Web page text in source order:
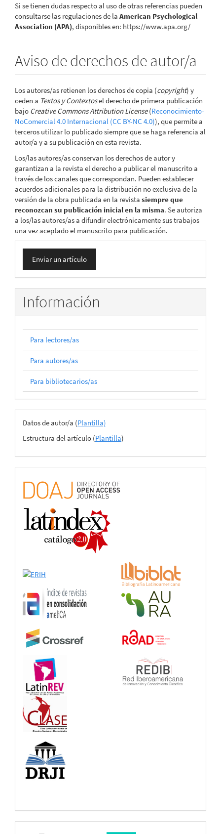
Si se tienen dudas respecto al uso de otras referencias pueden
consultarse las regulaciones de la American Psychological
Association (APA), disponibles en: https://www.apa.org/
Aviso de derechos de autor/a
Los autores/as retienen los derechos de copia (copyright) y
ceden a Textos y Contextosel derecho de primera publicación
bajo Creative Commons Attribution License(Reconocimiento-
NoComercial 4.0 Internacional (CC BY-NC 4.0)), que permite a
terceros utilizar lo publicado siempre que se haga referencia al
autor/a y a su publicación en esta revista.
Los/las autores/as conservan los derechos de autor y
garantizan a la revista el derecho a publicar el manuscrito a
través de los canales que correspondan. Pueden establecer
acuerdos adicionales para la distribución no exclusiva de la
versión de la obra publicada en la revista siempre que
reconozcan su publicación inicial en la misma. Se autoriza
a los/las autores/as a difundir electrónicamente sus trabajos
una vez aceptado el manuscrito para publicación.
Enviar
un
artículo
Enviar un artículo
Información
Para lectores/as
Para autores/as
Para bibliotecarios/as
Archivos
del
envío
Datos de autor/a (Plantilla)
Estructura del artículo (Plantilla)
certificado
de
adhesión